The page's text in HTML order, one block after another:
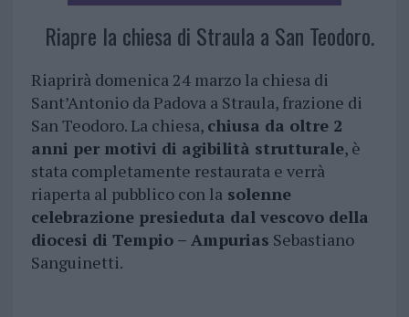
Riapre la chiesa di Straula a San Teodoro.
Riaprirà domenica 24 marzo la chiesa di
Sant’Antonio da Padova a Straula, frazione di
San Teodoro. La chiesa, chiusa da oltre 2
anni per motivi di agibilità strutturale, è
stata completamente restaurata e verrà
riaperta al pubblico con lasolenne
celebrazione presieduta dal vescovo della
diocesi di Tempio – Ampurias Sebastiano
Sanguinetti.